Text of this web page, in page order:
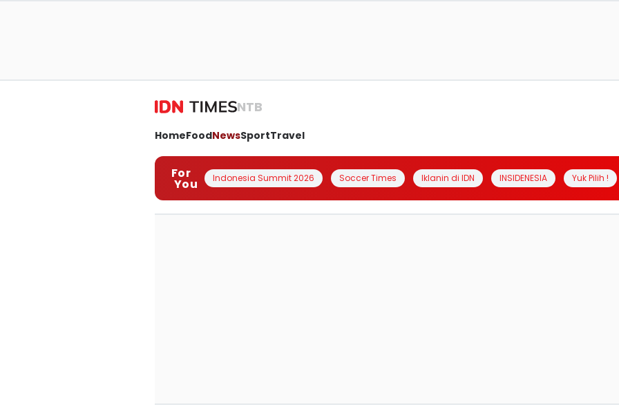
NTB
HomeFoodNewsSportTravel
For
You Indonesia Summit 2026 Soccer Times Iklanin di IDN INSIDENESIA Yuk Pilih !